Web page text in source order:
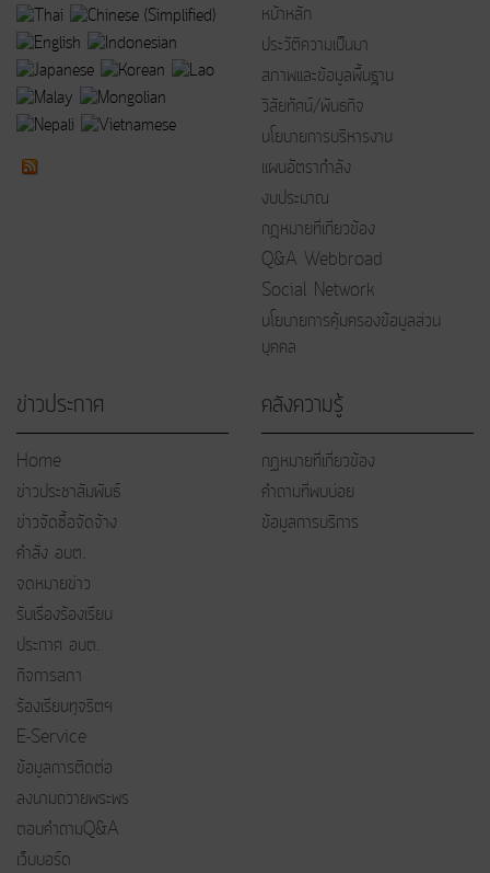
หน้าหลัก
ประวัติความเป็นมา
สภาพและข้อมูลพื้นฐาน
วิสัยทัศน์/พันธกิจ
นโยบายการบริหารงาน
แผนอัตรากำลัง
งบประมาณ
กฎหมายที่เกี่ยวข้อง
Q&A Webbroad
Social Network
นโยบายการคุ้มครองข้อมูลส่วน
บุคคล
ข่าวประกาศ
Home
ข่าวประชาสัมพันธ์
ข่าวจัดซื้อจัดจ้าง
คำสั่ง อบต.
จดหมายข่าว
รับเรื่องร้องเรียน
ประกาศ อบต.
กิจการสภา
ร้องเรียนทุจริตฯ
E-Service
ข้อมูลการติดต่อ
ลงนามถวายพระพร
ตอบคำถามQ&A
เว็บบอร์ด
คลังความรู้
กฏหมายที่เกี่ยวข้อง
คำถามที่พบบ่อย
ข้อมูลการบริการ